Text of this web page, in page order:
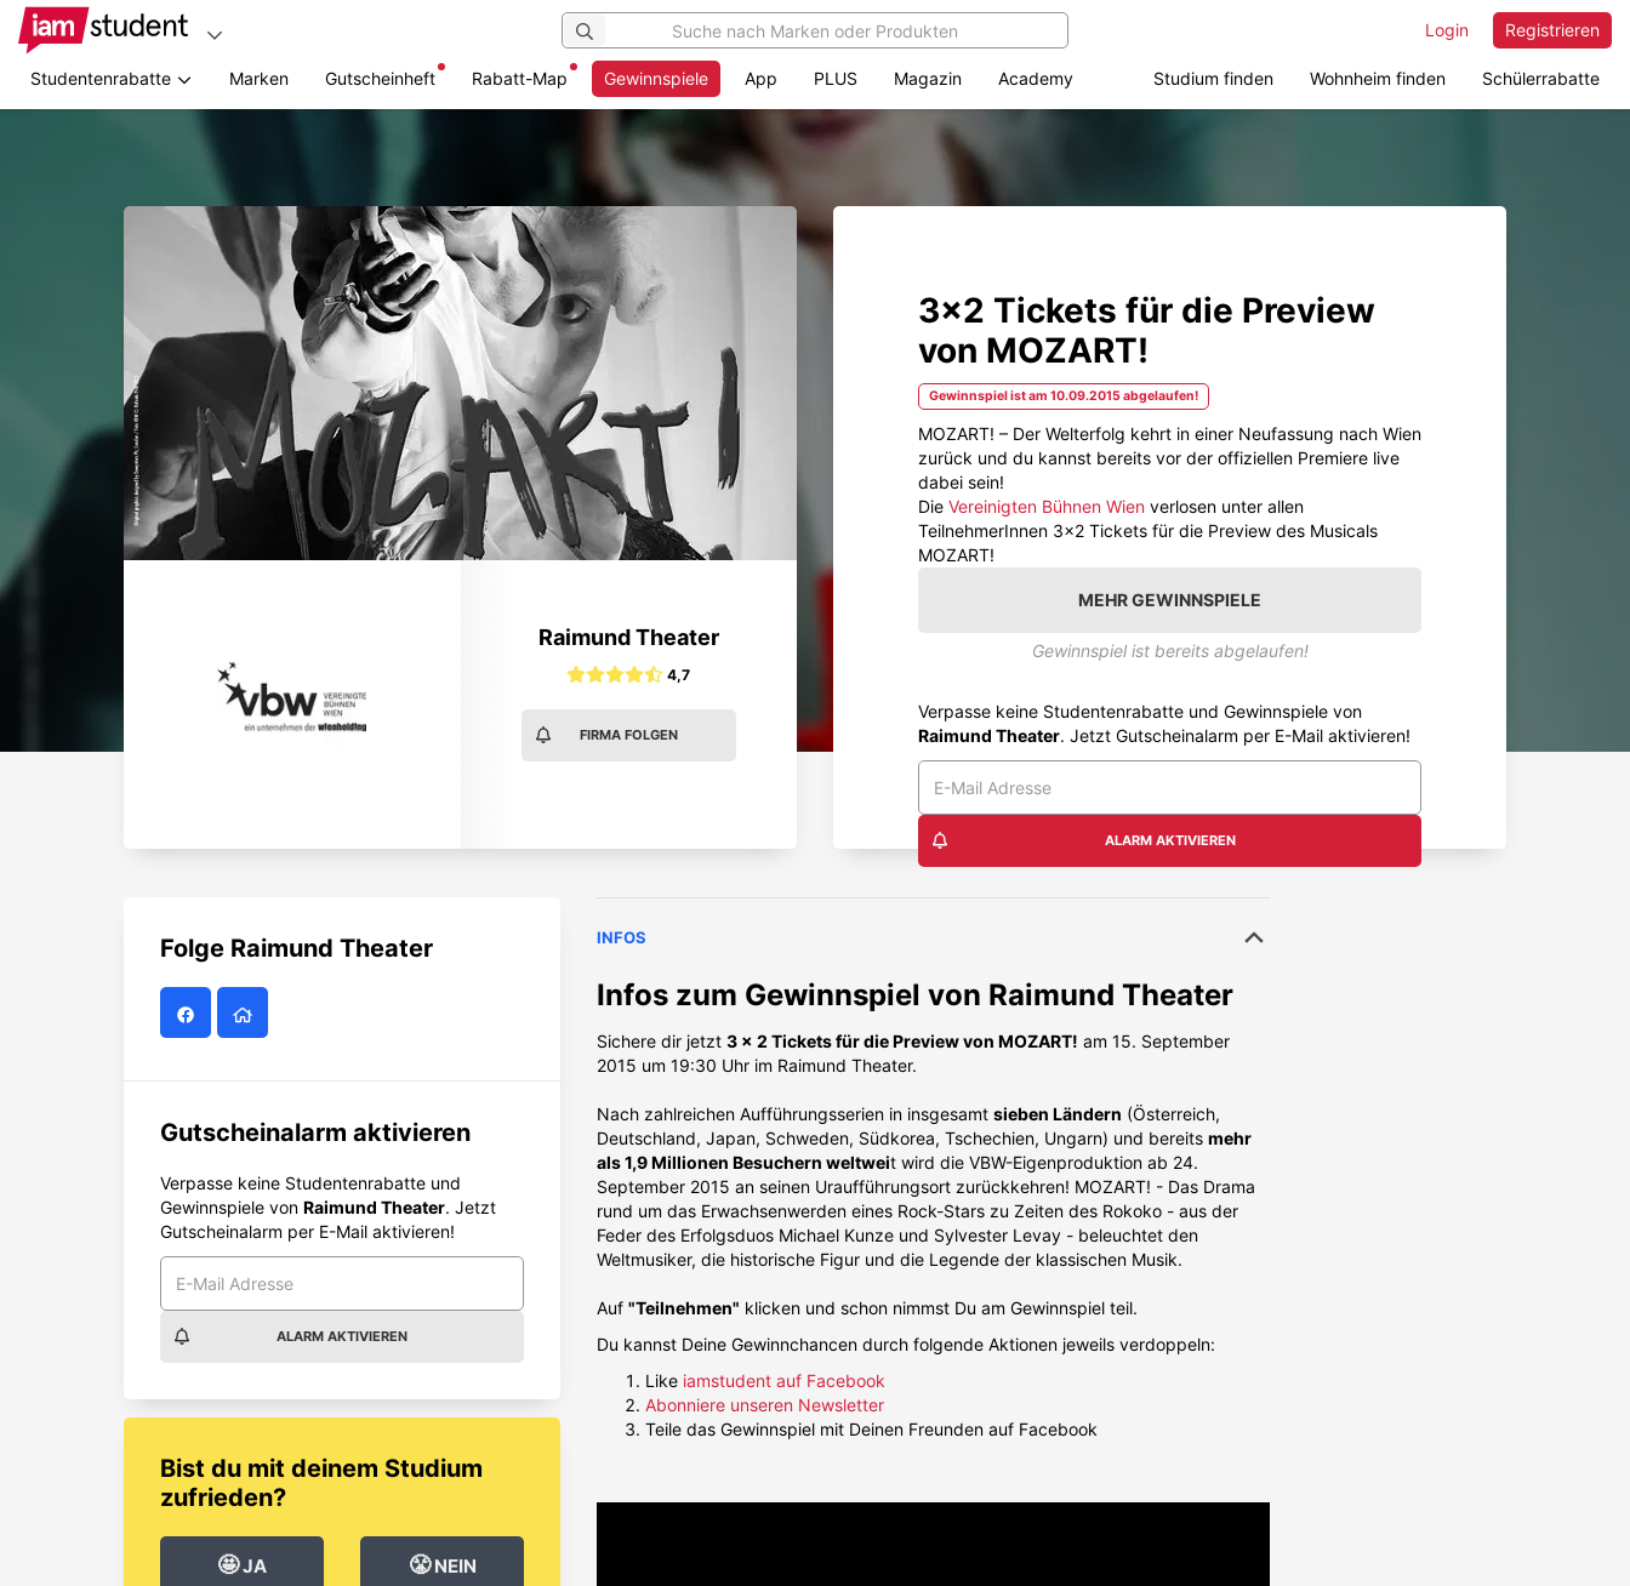
Registrieren
Login
Studentenrabatte Marken Gutscheinheft Rabatt-Map Gewinnspiele App PLUS Magazin Academy Studium finden Wohnheim finden Schülerrabatte
Raimund Theater
4,7
FIRMA FOLGEN
3x2 Tickets für die Preview
von MOZART!
Gewinnspiel ist am 10.09.2015 abgelaufen!
MOZART! – Der Welterfolg kehrt in einer Neufassung nach Wien
zurück und du kannst bereits vor der offiziellen Premiere live
dabei sein!
Die Vereinigten Bühnen Wien verlosen unter allen
TeilnehmerInnen 3x2 Tickets für die Preview des Musicals
MOZART!
MEHR GEWINNSPIELE
Gewinnspiel ist bereits abgelaufen!
Verpasse keine Studentenrabatte und Gewinnspiele von
Raimund Theater. Jetzt Gutscheinalarm per E-Mail aktivieren!
ALARM AKTIVIEREN
INFOS
Infos zum Gewinnspiel von Raimund Theater
Sichere dir jetzt 3 x 2 Tickets für die Preview von MOZART! am 15. September
2015 um 19:30 Uhr im Raimund Theater.
Nach zahlreichen Aufführungsserien in insgesamt sieben Ländern (Österreich,
Deutschland, Japan, Schweden, Südkorea, Tschechien, Ungarn) und bereits mehr
als 1,9 Millionen Besuchern weltweit wird die VBW-Eigenproduktion ab 24.
September 2015 an seinen Uraufführungsort zurückkehren! MOZART! - Das Drama
rund um das Erwachsenwerden eines Rock-Stars zu Zeiten des Rokoko - aus der
Feder des Erfolgsduos Michael Kunze und Sylvester Levay - beleuchtet den
Weltmusiker, die historische Figur und die Legende der klassischen Musik.
Auf "Teilnehmen" klicken und schon nimmst Du am Gewinnspiel teil.
Du kannst Deine Gewinnchancen durch folgende Aktionen jeweils verdoppeln:
Like iamstudent auf Facebook
Abonniere unseren Newsletter
Teile das Gewinnspiel mit Deinen Freunden auf Facebook
Folge Raimund Theater
Gutscheinalarm aktivieren
Verpasse keine Studentenrabatte und
Gewinnspiele von Raimund Theater. Jetzt
Gutscheinalarm per E-Mail aktivieren!
ALARM AKTIVIEREN
Bist du mit deinem Studium
zufrieden?
🤩JA 😤NEIN